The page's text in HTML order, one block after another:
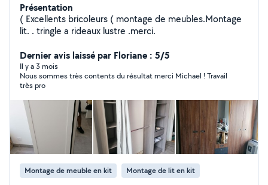
Présentation
( Excellents bricoleurs ( montage de meubles.Montage
lit. . tringle a rideaux lustre .merci.
Dernier avis laissé par Floriane : 5/5
Il y a 3 mois
Nous sommes très contents du résultat merci Michael ! Travail
très pro
Montage de meuble en kit Montage de lit en kit